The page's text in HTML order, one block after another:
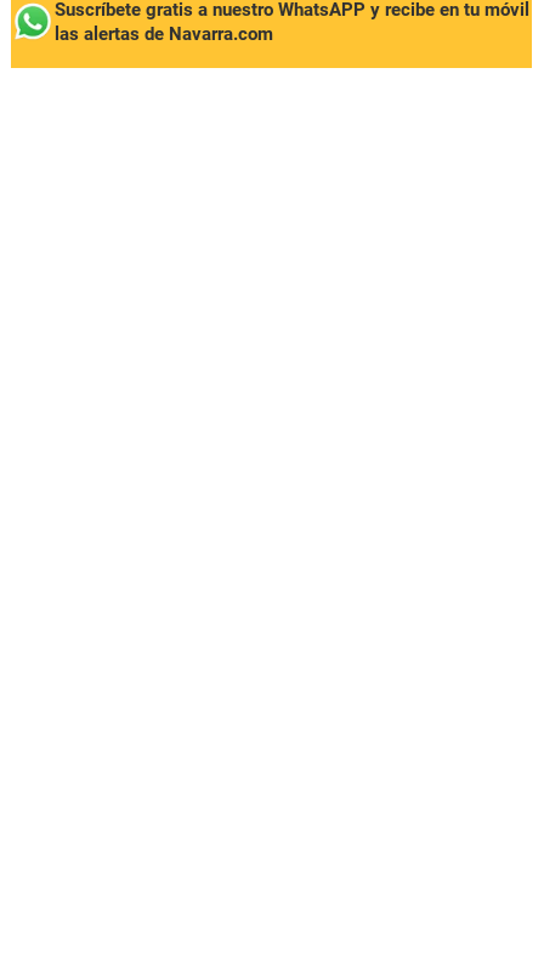
Suscríbete gratis a nuestro WhatsAPP y recibe en tu móvil
las alertas de Navarra.com